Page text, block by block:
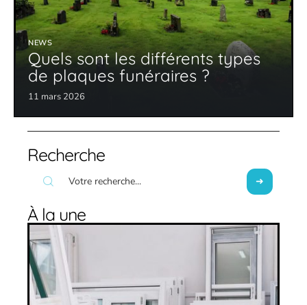
NEWS
Quels sont les différents types
de plaques funéraires ?
11 mars 2026
Recherche
À la une